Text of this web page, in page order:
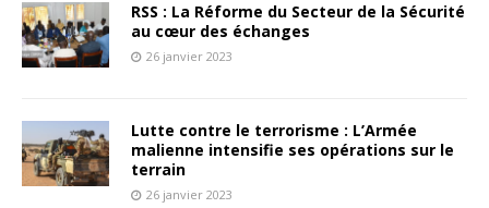
RSS : La Réforme du Secteur de la Sécurité
au cœur des échanges
26 janvier 2023
Lutte contre le terrorisme : L’Armée
malienne intensifie ses opérations sur le
terrain
26 janvier 2023